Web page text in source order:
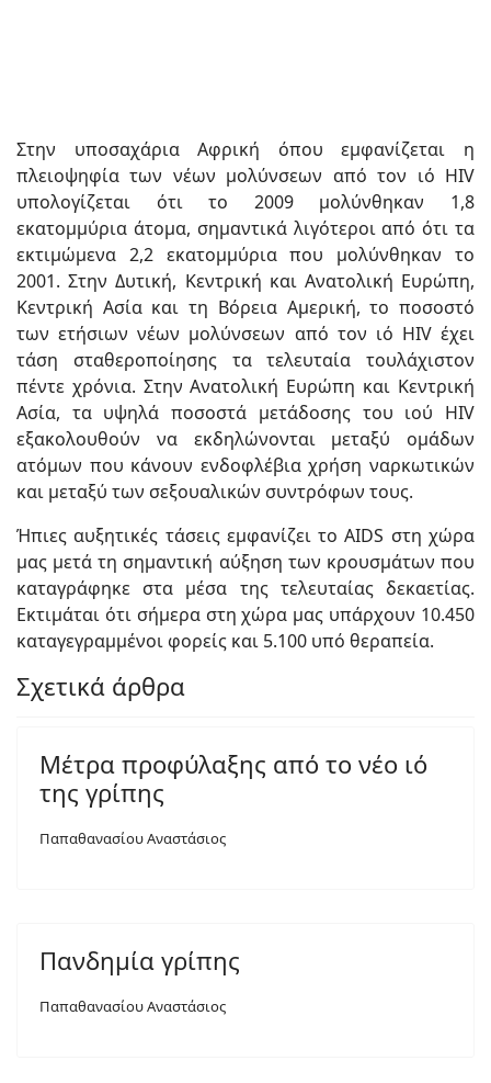
Στην υποσαχάρια Αφρική όπου εμφανίζεται η
πλειοψηφία των νέων μολύνσεων από τον ιό HIV
υπολογίζεται ότι το 2009 μολύνθηκαν 1,8
εκατομμύρια άτομα, σημαντικά λιγότεροι από ότι τα
εκτιμώμενα 2,2 εκατομμύρια που μολύνθηκαν το
2001. Στην Δυτική, Κεντρική και Ανατολική Ευρώπη,
Κεντρική Ασία και τη Βόρεια Αμερική, το ποσοστό
των ετήσιων νέων μολύνσεων από τον ιό HIV έχει
τάση σταθεροποίησης τα τελευταία τουλάχιστον
πέντε χρόνια. Στην Ανατολική Ευρώπη και Κεντρική
Ασία, τα υψηλά ποσοστά μετάδοσης του ιού HIV
εξακολουθούν να εκδηλώνονται μεταξύ ομάδων
ατόμων που κάνουν ενδοφλέβια χρήση ναρκωτικών
και μεταξύ των σεξουαλικών συντρόφων τους.
Ήπιες αυξητικές τάσεις εμφανίζει το AIDS στη χώρα
μας μετά τη σημαντική αύξηση των κρουσμάτων που
καταγράφηκε στα μέσα της τελευταίας δεκαετίας.
Εκτιμάται ότι σήμερα στη χώρα μας υπάρχουν 10.450
καταγεγραμμένοι φορείς και 5.100 υπό θεραπεία.
Σχετικά άρθρα
Μέτρα προφύλαξης από το νέο ιό
της γρίπης
Παπαθανασίου Αναστάσιος
Πανδημία γρίπης
Παπαθανασίου Αναστάσιος